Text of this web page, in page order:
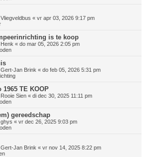
Vliegveldbus « vr apr 03, 2026 9:17 pm
is te koop
Henk « do mar 05, 2026 2:05 pm
Gert-Jan Brink « do feb 05, 2026 5:31 pm
1965 TE KOOP
Rooie Sien « di dec 30, 2025 11:11 pm
gereedschap
ghys « vr dec 26, 2025 9:03 pm
Gert-Jan Brink « vr nov 14, 2025 8:22 pm